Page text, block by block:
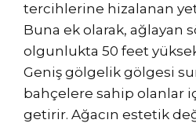
tercihlerine hizalanan
Buna ek olarak, ağlayan
olgunlukta 50 feet
Geniş gölgelik gölgesi
bahçelere sahip olanlar
getirir. Ağacın estetik